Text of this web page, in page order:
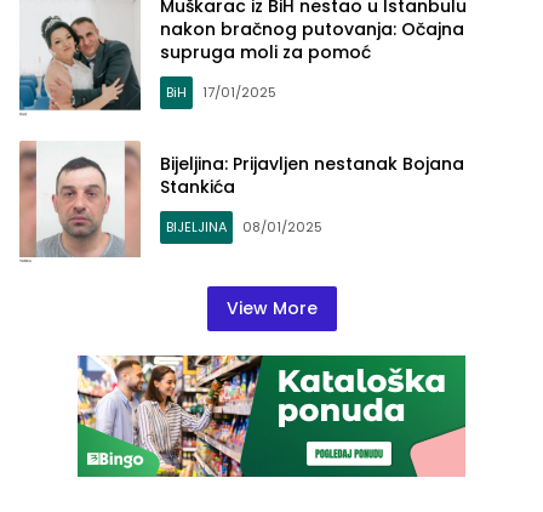
Muškarac iz BiH nestao u Istanbulu
nakon bračnog putovanja: Očajna
supruga moli za pomoć
BiH 17/01/2025
Bijeljina: Prijavljen nestanak Bojana
Stankića
BIJELJINA 08/01/2025
View More